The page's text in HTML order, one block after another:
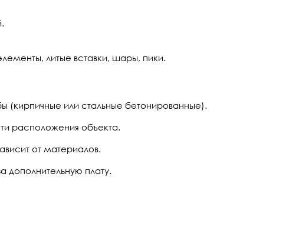
литые вставки, шары, пики.
(кирпичные или стальные бетонированные).
расположения объекта.
от материалов.
дополнительную плату.